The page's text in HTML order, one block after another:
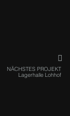
NÄCHSTES PROJEKT
Lagerhalle Lohhof